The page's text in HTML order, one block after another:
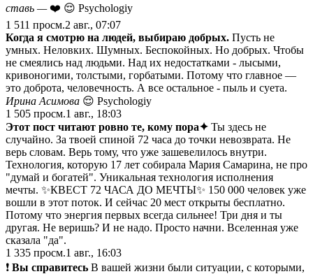
ставь — ❤️ 😌 Psychologiy
1 511 просм.2 авг., 07:07
Когда я смотрю на людей, выбираю добрых. Пусть не
умных. Неловких. Шумных. Беспокойных. Но добрых. Чтобы
не смеялись над людьми. Над их недостатками - лысыми,
кривоногими, толстыми, горбатыми. Потому что главное —
это доброта, человечность. А все остальное - пыль и суета.
Ирина Асимова 😌 Psychologiy
1 505 просм.1 авг., 18:03
Этот пост читают ровно те, кому пора✦ Ты здесь не
случайно. За твоей спиной 72 часа до точки невозврата. Не
верь словам. Верь тому, что уже зашевелилось внутри.
Технология, которую 17 лет собирала Мария Самарина, не про
"думай и богатей". Уникальная технология исполнения
мечты. ✨КВЕСТ 72 ЧАСА ДО МЕЧТЫ✨ 150 000 человек уже
вошли в этот поток. И сейчас 20 мест открыты бесплатно.
Потому что энергия первых всегда сильнее! Три дня и ты
другая. Не веришь? И не надо. Просто начни. Вселенная уже
сказала "да".
1 335 просм.1 авг., 16:03
❗️ Вы справитесь В вашей жизни были ситуации, с которыми,